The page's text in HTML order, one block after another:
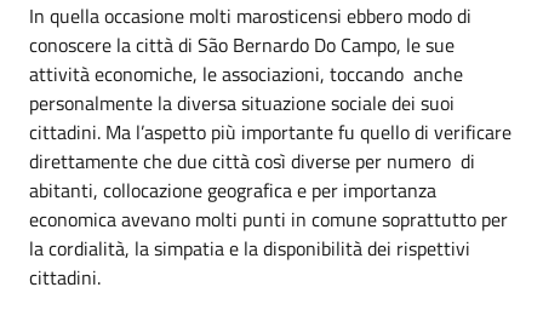
In quella occasione molti marosticensi ebbero modo di
conoscere la città di São Bernardo Do Campo, le sue
attività economiche, le associazioni, toccando anche
personalmente la diversa situazione sociale dei suoi
cittadini. Ma l’aspetto più importante fu quello di verificare
direttamente che due città così diverse per numero di
abitanti, collocazione geografica e per importanza
economica avevano molti punti in comune soprattutto per
la cordialità, la simpatia e la disponibilità dei rispettivi
cittadini.